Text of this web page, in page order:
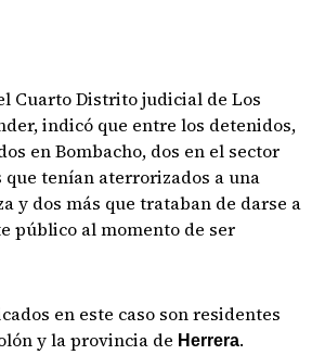
Cuarto Distrito judicial de Los
indicó que entre los detenidos,
en Bombacho, dos en el sector
que tenían aterrorizados a una
y dos más que trataban de darse a
público al momento de ser
en este caso son residentes
y la provincia de Herrera.